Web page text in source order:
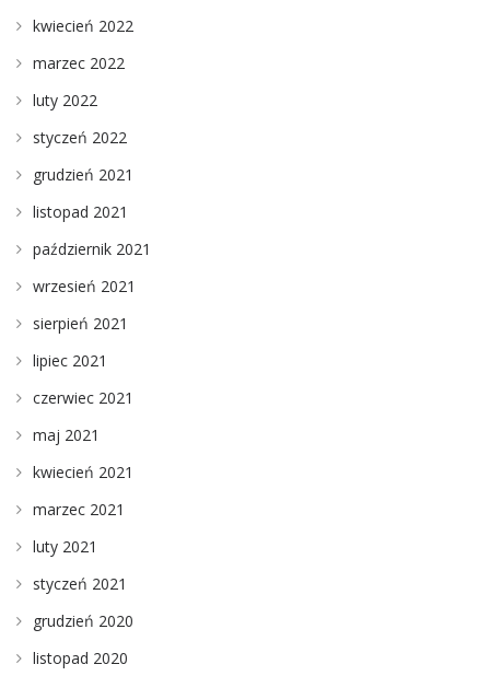
kwiecień 2022
marzec 2022
luty 2022
styczeń 2022
grudzień 2021
listopad 2021
październik 2021
wrzesień 2021
sierpień 2021
lipiec 2021
czerwiec 2021
maj 2021
kwiecień 2021
marzec 2021
luty 2021
styczeń 2021
grudzień 2020
listopad 2020